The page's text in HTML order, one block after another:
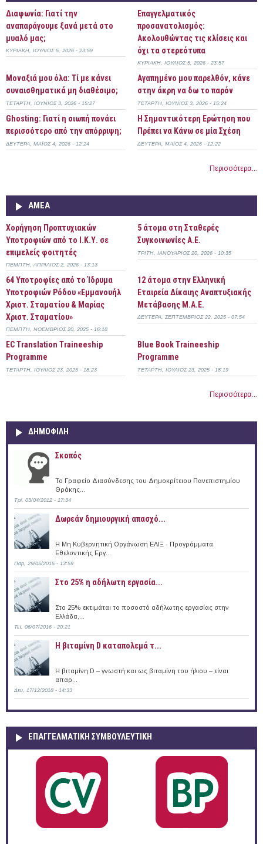
Διαφωνία: Γιατί την
αναπαράγουμε ξανά μετά στο
μυαλό μας;
ΚΥΡΙΑΚΉ, ΙΟΎΛΙΟΣ 5, 2026 - 23:59
Επαγγελματικός
προσανατολισμός:
Ακολουθώντας τις κλίσεις και
όχι τα στερεότυπα
ΚΥΡΙΑΚΉ, ΙΟΎΛΙΟΣ 5, 2026 - 23:57
Μοναξιά μου όλα: Τί με κάνει
συναισθηματικά μη διαθέσιμο;
ΤΕΤΆΡΤΗ, ΙΟΎΝΙΟΣ 3, 2026 - 15:27
Αγαπημένο μου παρελθόν, κάνε
στην άκρη να δω το παρόν
ΤΕΤΆΡΤΗ, ΙΟΎΝΙΟΣ 3, 2026 - 15:24
Ghosting: Γιατί η σιωπή πονάει
περισσότερο από την απόρριψη;
ΔΕΥΤΈΡΑ, ΜΆΙΟΣ 4, 2026 - 12:24
Η Σημαντικότερη Ερώτηση που
Πρέπει να Κάνω σε μία Σχέση
ΔΕΥΤΈΡΑ, ΜΆΙΟΣ 4, 2026 - 12:22
Περισσότερα...
ΑΜΕΑ
Χορήγηση Προπτυχιακών
Υποτροφιών από το Ι.Κ.Υ. σε
επιμελείς φοιτητές
ΠΈΜΠΤΗ, ΑΠΡΊΛΙΟΣ 2, 2026 - 13:13
5 άτομα στη Σταθερές
Συγκοινωνίες Α.Ε.
ΤΡΊΤΗ, ΙΑΝΟΥΆΡΙΟΣ 20, 2026 - 10:35
64 Υποτροφίες από το Ίδρυμα
Υποτροφιών Ρόδου «Εμμανουήλ
Χριστ. Σταματίου & Μαρίας
Χριστ. Σταματίου»
ΠΈΜΠΤΗ, ΝΟΈΜΒΡΙΟΣ 20, 2025 - 16:18
12 άτομα στην Ελληνική
Εταιρεία Δίκαιης Αναπτυξιακής
Μετάβασης Μ.Α.Ε.
ΔΕΥΤΈΡΑ, ΣΕΠΤΈΜΒΡΙΟΣ 22, 2025 - 07:54
EC Translation Traineeship
Programme
ΤΕΤΆΡΤΗ, ΙΟΎΛΙΟΣ 23, 2025 - 18:23
Blue Book Traineeship
Programme
ΤΕΤΆΡΤΗ, ΙΟΎΛΙΟΣ 23, 2025 - 18:19
Περισσότερα...
ΔΗΜΟΦΙΛΗ
Σκοπός
Το Γραφείο Διασύνδεσης του Δημοκρίτειου Πανεπιστημίου
Θράκης...
Τρί, 03/04/2012 - 17:34
Δωρεάν δημιουργική απασχό...
Η Μη Κυβερνητική Οργάνωση ΕΛΙΞ - Προγράμματα
Εθελοντικής Εργ...
Παρ, 29/05/2015 - 13:59
Στο 25% η αδήλωτη εργασία...
Στο 25% εκτιμάται το ποσοστό αδήλωτης εργασίας στην
Ελλάδα,...
Τετ, 06/07/2016 - 20:21
Η βιταμίνη D καταπολεμά τ...
Η βιταμίνη D – γνωστή και ως βιταμίνη του ήλιου – είναι
απαρ...
Δευ, 17/12/2018 - 14:33
ΕΠΑΓΓΕΛΜΑΤΙΚΉ ΣΥΜΒΟΥΛΕΥΤΙΚΉ